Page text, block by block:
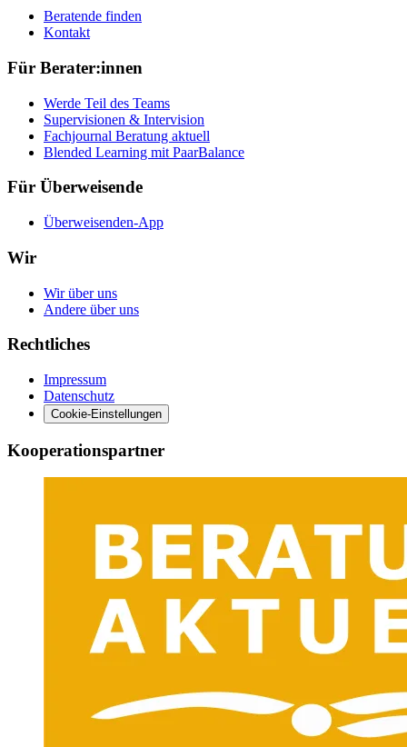
Beratende finden
Kontakt
Für Berater:innen
Werde Teil des Teams
Supervisionen & Intervision
Fachjournal Beratung aktuell
Blended Learning mit PaarBalance
Für Überweisende
Überweisenden-App
Wir
Wir über uns
Andere über uns
Rechtliches
Impressum
Datenschutz
Cookie-Einstellungen
Kooperationspartner